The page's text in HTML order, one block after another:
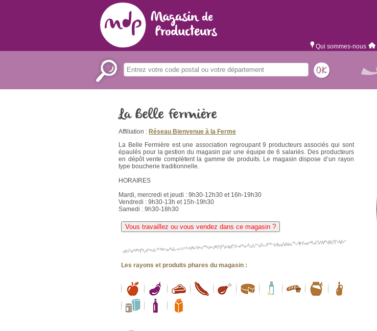
Qui sommes-nous
La Belle Fermière
Affiliation : Réseau Bienvenue à la Ferme
La Belle Fermière est une association regroupant 9 producteurs associés qui sont
épaulés pour la gestion du magasin par une équipe de 6 salariés. Des producteurs
en dépôt vente complètent la gamme de produits. Le magasin dispose d’un rayon
type boucherie traditionnelle.
HORAIRES
Mardi, mercredi et jeudi : 9h30-12h30 et 16h-19h30
Vendredi : 9h30-13h et 15h-19h30
Samedi : 9h30-18h30
Vous travaillez ou vous vendez dans ce magasin ?
Les rayons et produits phares du magasin :